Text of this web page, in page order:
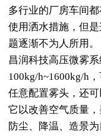
多行业的厂房车间
使用洒水措施，但
题逐渐不为人所用。
昌润科技高压微雾
100kg/h~1600kg/h
任意配置雾头，还可
它以改善空气质量，
防尘、降温、造景